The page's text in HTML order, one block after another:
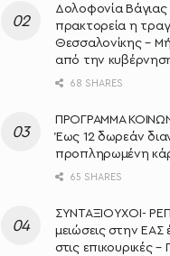
Δολοφονία
πρακτορεία η
Θεσσαλονίκης –
από την
68 SHARES
ΠΡΟΓΡΑΜΜΑ
Έως 12 δωρεάν
προπληρωμένη
65 SHARES
ΣΥΝΤΑΞΙΟΥΧΟΙ-
μειώσεις στην
στις επικουρικές –